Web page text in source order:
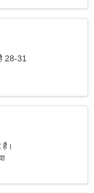
28-31
है।